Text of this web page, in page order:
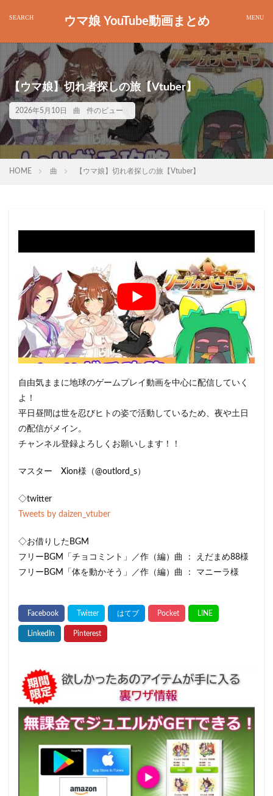
ウマ娘 YouTube動画まとめ
【ウマ娘】切れ者探しの旅【Vtuber】
2026年5月10日 曲 件のビュー
HOME 曲 【ウマ娘】切れ者探しの旅【Vtuber】
自由気ままに地球のゲームプレイ動画を中心に配信していく
よ！
平日昼間は世を忍びヒトの姿で活動しているため、夜や土日
の配信がメイン。
チャンネル登録よろしくお願いします！！
マスター Xion様（@outlord_s）
◇twitter
Tweets by daizen_vtuber
◇お借りしたBGM
フリーBGM「チョコミント」／作（編）曲 ： えだまめ88様
フリーBGM「体を動かそう」／作（編）曲 ： マニーラ様